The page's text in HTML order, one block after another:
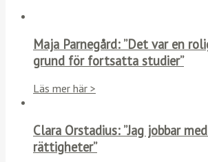
Maja Parnegård: ”Det var en
grund för fortsatta studier”
Läs mer här >
Clara Orstadius: ”Jag jobbar
rättigheter”